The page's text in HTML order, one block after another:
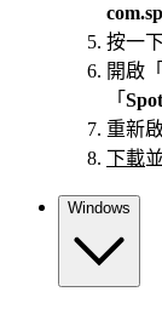
按一
開啟「
「
重新
下載
Windows